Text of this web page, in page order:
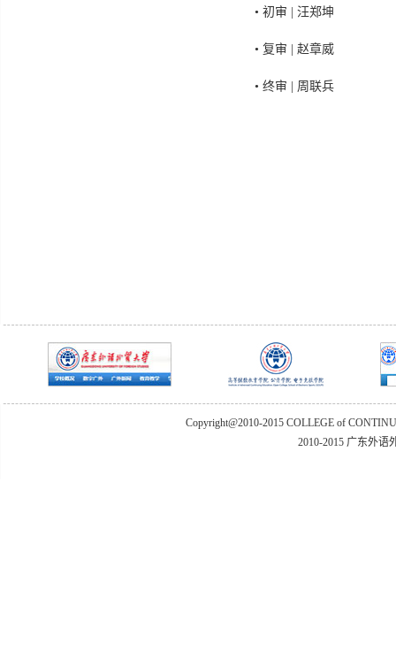
• 初审 | 汪郑坤
• 复审 | 赵章威
• 终审 | 周联兵
Copyright@2010-2015 COLLEGE of
2010-2015 广东外语